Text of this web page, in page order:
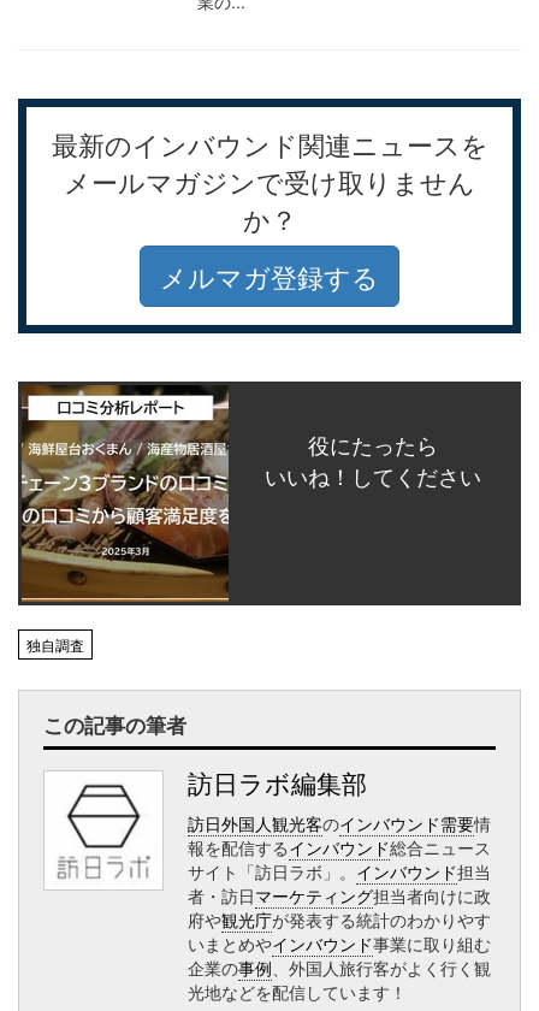
最新のインバウンド関連ニュースを
メールマガジンで受け取りません
か？
メルマガ登録する
役にたったら
いいね！してください
独自調査
この記事の筆者
訪日ラボ編集部
訪日外国人観光客のインバウンド需要情
報を配信するインバウンド総合ニュース
サイト「訪日ラボ」。 インバウンド担当
者・訪日マーケティング担当者向けに政
府や観光庁が発表する統計のわかりやす
いまとめやインバウンド事業に取り組む
企業の事例 、外国人旅行客がよく行く観
光地などを配信しています！